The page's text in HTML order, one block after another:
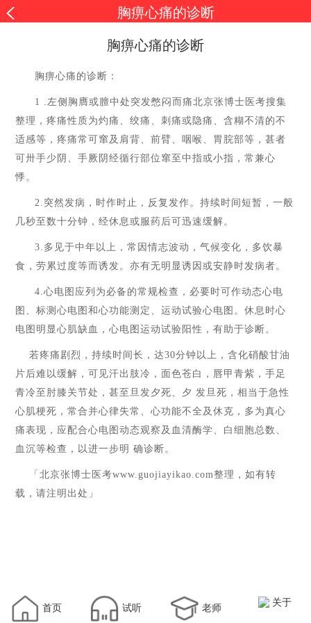
胸痹心痛的诊断
胸痹心痛的诊断
胸痹心痛的诊断：
1 .左侧胸膺或膻中处突发憋闷而痛北京张博士医考搜集
整理，疼痛性质为灼痛、绞痛、刺痛或隐痛、含糊不清的不
适感等，疼痛常可窜及肩背、前臂、咽喉、胃脘部等，甚者
可卅手少阴、手厥阴经循行部位窜至中指或小指，常兼心
悸。
2. 突然发病，时作时止，反复发作。持续时间短暂，一般
几秒至数十分钟，经休息或服药后可迅速缓解。
3. 多见于中年以上，常因情志波动，气候变化，多饮暴
食，劳累过度等而诱发。亦有无明显诱因或安静时发病者。
4.心电图应列为必备的常规检查，必要时可作动态心电
图、标测心电图和心功能测定、运动试验心电图。休息时心
电图明显心肌缺血，心电图运动试验阳性，有助于诊断。
若疼痛剧烈，持续时间长，达30分钟以上，含化硝酸甘油
片后难以缓解，可见汗出肢冷，面色苍白，唇甲青紫，手足
青冷至肘膝关节处，甚至旦发夕死、夕 发旦死，相当于急性
心肌梗死，常合并心律失常、心功能不全及休克，多为真心
痛表现，应配合心电图动态观察及血清酶学、白细胞总数、
血沉等检查，以进一步明 确诊断。
「北京张博士医考www.guojiayikao.com整理，如有转
载，请注明出处」
首页 试听 老师 关于